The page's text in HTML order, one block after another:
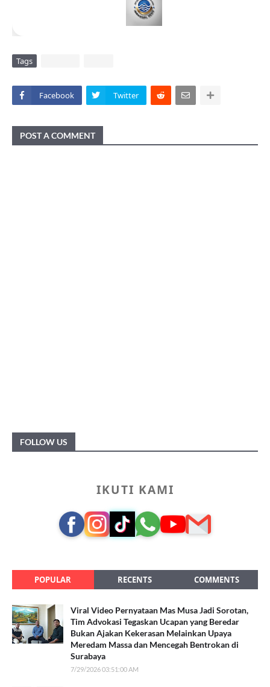
Tags
Facebook Twitter
POST A COMMENT
FOLLOW US
IKUTI KAMI
POPULAR RECENTS COMMENTS
Viral Video Pernyataan Mas Musa Jadi Sorotan,
Tim Advokasi Tegaskan Ucapan yang Beredar
Bukan Ajakan Kekerasan Melainkan Upaya
Meredam Massa dan Mencegah Bentrokan di
Surabaya
7/29/2026 03:51:00 AM